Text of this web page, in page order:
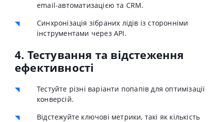
email-автоматизацією та CRM.
Синхронізація зібраних лідів із сторонніми
інструментами через API.
4. Тестування та відстеження
ефективності
Тестуйте різні варіанти попапів для оптимізації
конверсій.
Відстежуйте ключові метрики, такі як кількість